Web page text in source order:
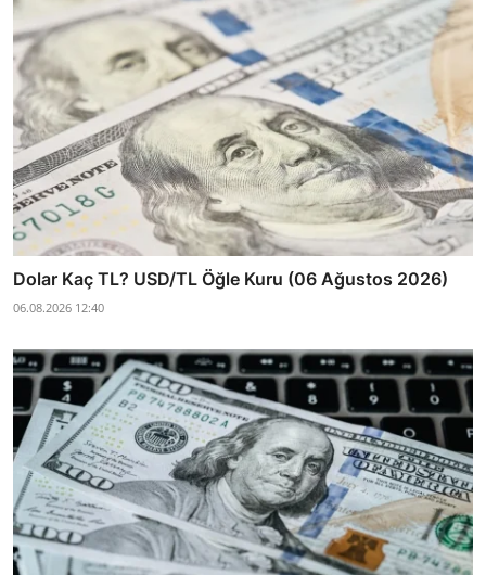
Dolar Kaç TL? USD/TL Öğle Kuru (06 Ağustos 2026)
06.08.2026 12:40